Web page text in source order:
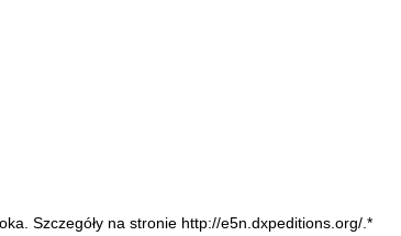
Szczegóły na stronie http://e5n.dxpeditions.org/.*